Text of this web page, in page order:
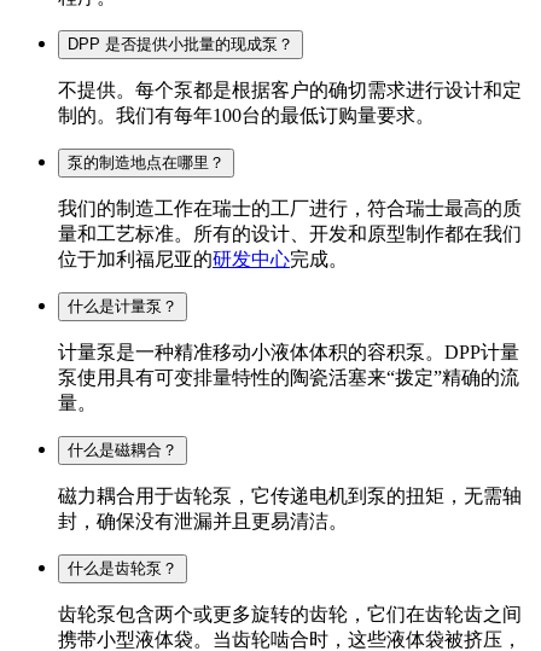
DPP 是否提供小批量的现成泵？
不提供。每个泵都是根据客户的确切需求进行设计和定
制的。我们有每年100台的最低订购量要求。
泵的制造地点在哪里？
我们的制造工作在瑞士的工厂进行，符合瑞士最高的质
量和工艺标准。所有的设计、开发和原型制作都在我们
位于加利福尼亚的研发中心完成。
什么是计量泵？
计量泵是一种精准移动小液体体积的容积泵。DPP计量
泵使用具有可变排量特性的陶瓷活塞来“拨定”精确的流
量。
什么是磁耦合？
磁力耦合用于齿轮泵，它传递电机到泵的扭矩，无需轴
封，确保没有泄漏并且更易清洁。
什么是齿轮泵？
齿轮泵包含两个或更多旋转的齿轮，它们在齿轮齿之间
携带小型液体袋。当齿轮啮合时，这些液体袋被挤压，